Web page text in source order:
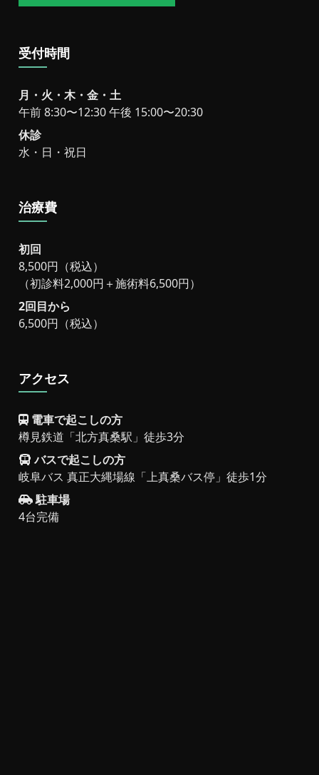
受付時間
月・火・木・金・土
午前 8:30〜12:30 午後 15:00〜20:30
休診
水・日・祝日
治療費
初回
8,500円（税込）
（初診料2,000円＋施術料6,500円）
2回目から
6,500円（税込）
アクセス
電車で起こしの方
樽見鉄道「北方真桑駅」徒歩3分
バスで起こしの方
岐阜バス 真正大縄場線「上真桑バス停」徒歩1分
駐車場
4台完備